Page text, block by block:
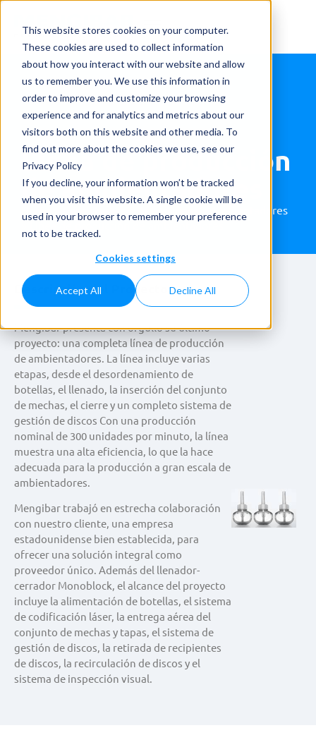
This website stores cookies on your computer.
These cookies are used to collect information
about how you interact with our website and allow
us to remember you. We use this information in
order to improve and customize your browsing
experience and for analytics and metrics about our
visitors both on this website and other media. To
find out more about the cookies we use, see our
Privacy Policy
If you decline, your information won’t be tracked
when you visit this website. A single cookie will be
used in your browser to remember your preference
not to be tracked.
Cookies settings
Accept All Decline All
Línea de producción
de ambientadores
Home Case studies Aplicaciones
Ambientadores
Línea de producción de ambientadores
Descripción del Proyecto
Mengibar presenta con orgullo su último
proyecto: una completa línea de producción
de ambientadores. La línea incluye varias
etapas, desde el desordenamiento de
botellas, el llenado, la inserción del conjunto
de mechas, el cierre y un completo sistema de
gestión de discos Con una producción
nominal de 300 unidades por minuto, la línea
muestra una alta eficiencia, lo que la hace
adecuada para la producción a gran escala de
ambientadores.
Mengibar trabajó en estrecha colaboración
con nuestro cliente, una empresa
estadounidense bien establecida, para
ofrecer una solución integral como
proveedor único. Además del llenador-
cerrador Monoblock, el alcance del proyecto
incluye la alimentación de botellas, el sistema
de codificación láser, la entrega aérea del
conjunto de mechas y tapas, el sistema de
gestión de discos, la retirada de recipientes
de discos, la recirculación de discos y el
sistema de inspección visual.